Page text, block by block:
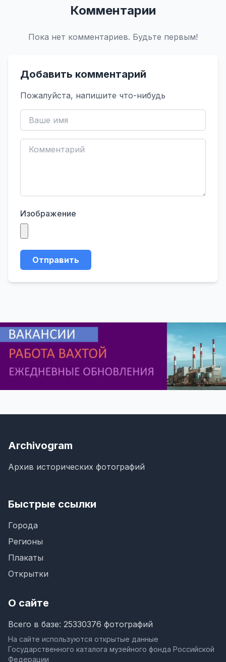
Комментарии
Пока нет комментариев. Будьте первым!
Добавить комментарий
Пожалуйста, напишите что-нибудь
Изображение
Отправить
Archivogram
Архив исторических фотографий
Быстрые ссылки
Города
Регионы
Плакаты
Открытки
О сайте
Всего в базе: 25330376 фотографий
На сайте используются открытые данные
Государственного каталога музейного фонда Российской
Федерации